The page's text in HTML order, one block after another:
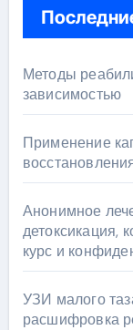
Методы
зависимостью
Применение
Анонимное
детоксикация,
курс и
УЗИ малого
расшифровка